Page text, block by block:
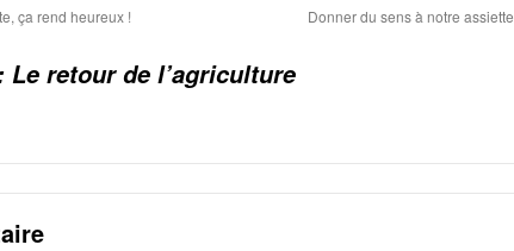
ça rend heureux ! Donner du sens à notre assiette
Le retour de l’agriculture